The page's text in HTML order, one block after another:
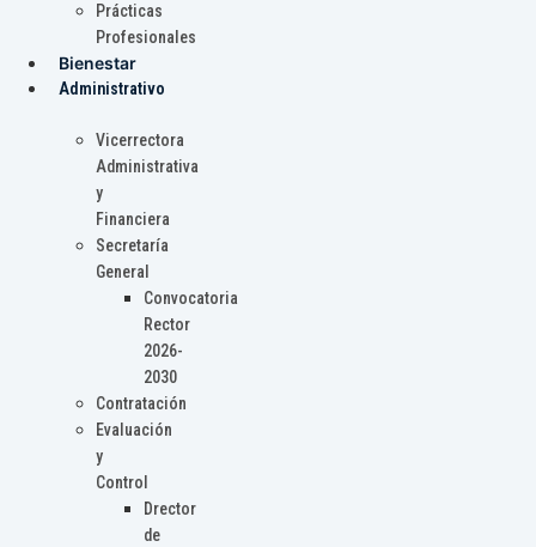
Prácticas
Profesionales
Bienestar
Administrativo
Vicerrectora
Administrativa
y
Financiera
Secretaría
General
Convocatoria
Rector
2026-
2030
Contratación
Evaluación
y
Control
Drector
de